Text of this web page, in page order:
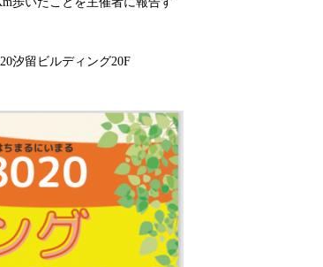
汐留ビルディング20F